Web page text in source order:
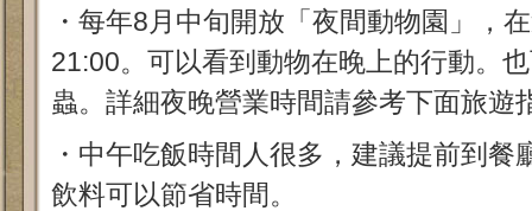
・每年8月中旬開放「夜間動物園」，
21:00。可以看到動物在晚上的行動。
蟲。詳細夜晚營業時間請參考下面旅遊
・中午吃飯時間人很多，建議提前到
飲料可以節省時間。